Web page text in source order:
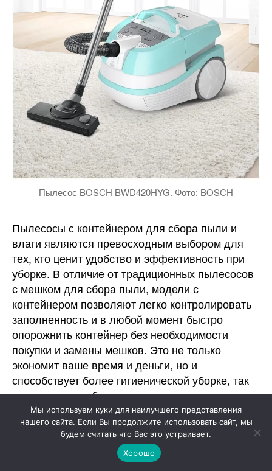
Пылесос BOSCH BWD420HYG. Фото: BOSCH
Пылесосы с контейнером для сбора пыли и
влаги являются превосходным выбором для
тех, кто ценит удобство и эффективность при
уборке. В отличие от традиционных пылесосов
с мешком для сбора пыли, модели с
контейнером позволяют легко контролировать
заполненность и в любой момент быстро
опорожнить контейнер без необходимости
покупки и замены мешков. Это не только
экономит ваше время и деньги, но и
способствует более гигиенической уборке, так
как контакт с собранным мусором минимален.
Выбирать пылесос с контейнером стоит в
следующих ситуациях:
Мы используем куки для наилучшего представления
нашего сайта. Если Вы продолжите использовать сайт, мы
будем считать что Вас это устраивает.
Хорошо